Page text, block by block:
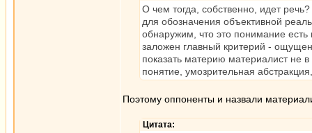
О чем тогда, собственно, идет
для обозначения объективной
обнаружим, что это понимание есть
заложен главный критерий -
показать материю материалист не
понятие, умозрительная
Поэтому оппоненты и назвали
Цитата: